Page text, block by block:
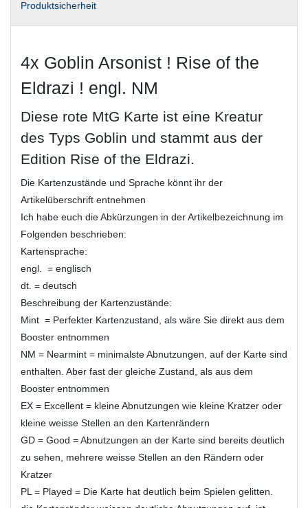
Produktsicherheit
4x Goblin Arsonist ! Rise of the
Eldrazi ! engl. NM
Diese rote MtG Karte ist eine Kreatur
des Typs Goblin und stammt aus der
Edition Rise of the Eldrazi.
Die Kartenzustände und Sprache könnt ihr der
Artikelüberschrift entnehmen
Ich habe euch die Abkürzungen in der Artikelbezeichnung im
Folgenden beschrieben:
Kartensprache:
engl. = englisch
dt. = deutsch
Beschreibung der Kartenzustände:
Mint = Perfekter Kartenzustand, als wäre Sie direkt aus dem
Booster entnommen
NM = Nearmint = minimalste Abnutzungen, auf der Karte sind
enthalten. Aber fast der gleiche Zustand, als aus dem
Booster entnommen
EX = Excellent = kleine Abnutzungen wie kleine Kratzer oder
kleine weisse Stellen an den Kartenrändern
GD = Good = Abnutzungen an der Karte sind bereits deutlich
zu sehen, mehrere weisse Stellen an den Rändern oder
Kratzer
PL = Played = Die Karte hat deutlich beim Spielen gelitten.